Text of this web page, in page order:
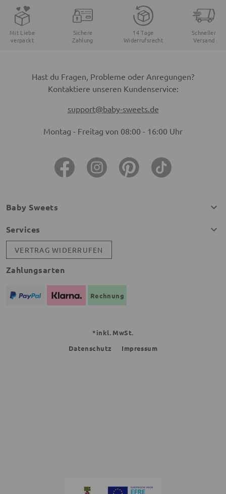
Mit Liebe
verpackt
Sichere
Zahlung
14 Tage
Widerrufsrecht
Schneller
Versand
Hast du Fragen, Probleme oder Anregungen?
Kontaktiere unseren Kundenservice:
support@baby-sweets.de
Montag - Freitag von 08:00 - 16:00 Uhr
Baby Sweets
Services
VERTRAG WIDERRUFEN
Zahlungsarten
Rechnung
*inkl. MwSt.
Datenschutz
Impressum